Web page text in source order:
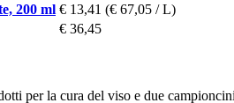
200 ml € 13,41 (€ 67,05 / L)
€ 36,45
per la cura del viso e due